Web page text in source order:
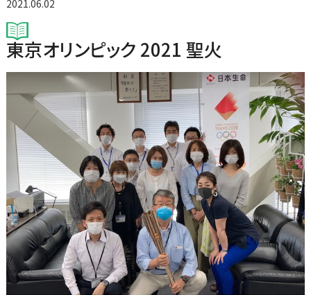
2021.06.02
東京オリンピック 2021 聖火